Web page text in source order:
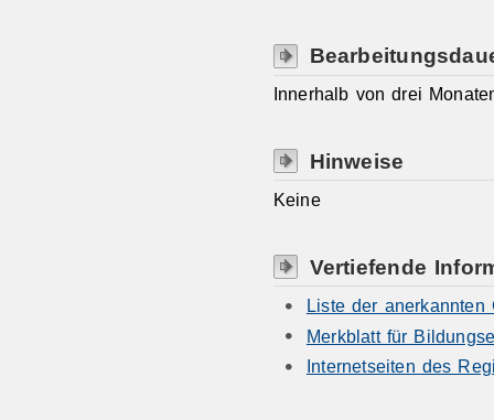
Innerhalb von drei
Hinweise
Keine
Vertiefende
Liste der anerkannten
Merkblatt für
Internetseiten des